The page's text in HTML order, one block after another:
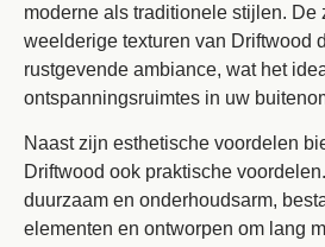
moderne als traditionele stijlen. De
weelderige texturen van Driftwood
rustgevende ambiance, wat het
ontspanningsruimtes in uw
Naast zijn esthetische voordelen
Driftwood ook praktische
duurzaam en onderhoudsarm,
elementen en ontworpen om lang